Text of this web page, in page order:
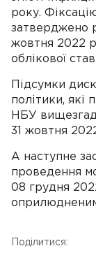
року.
затверджено
жовтня 2022
облікової
Підсумки
політики, які
НБУ
31 жовтня
А наступне
проведення
08 грудня
Поділитися: